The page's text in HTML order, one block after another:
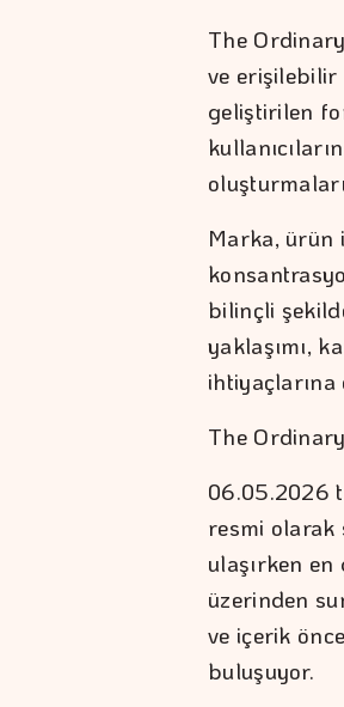
The
ve erişilebilir
geliştirilen
Marka, ürün
bilinçli
yaklaşımı,
ihtiyaçlarına
The
06.05.2026
resmi olarak
ulaşırken
üzerinden
ve içerik
buluşuyor.